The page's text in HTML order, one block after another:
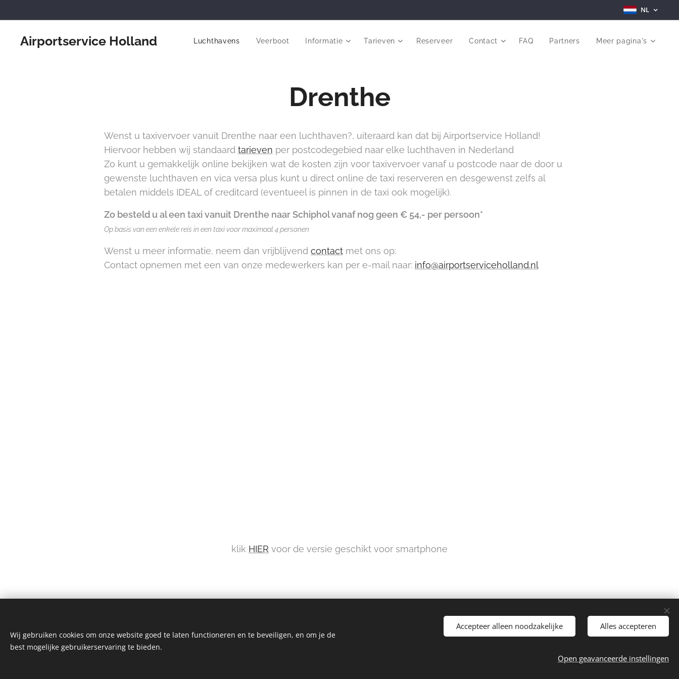
NL
Airportservice Holland Luchthavens Veerboot Informatie Tarieven Reserveer Contact FAQ Partners Meer pagina's
Drenthe
Wenst u taxivervoer vanuit Drenthe naar een luchthaven?, uiteraard kan dat bij Airportservice Holland!
Hiervoor hebben wij standaard tarieven per postcodegebied naar elke luchthaven in Nederland
Zo kunt u gemakkelijk online bekijken wat de kosten zijn voor taxivervoer vanaf u postcode naar de door u
gewenste luchthaven en vica versa plus kunt u direct online de taxi reserveren en desgewenst zelfs al
betalen middels IDEAL of creditcard (eventueel is pinnen in de taxi ook mogelijk).
Zo besteld u al een taxi vanuit Drenthe naar Schiphol vanaf nog geen € 54,- per persoon*
Op basis van een enkele reis in een taxi voor maximaal 4 personen
Wenst u meer informatie, neem dan vrijblijvend contactmet ons op:
Contact opnemen met een van onze medewerkers kan per e-mail naar: info@airportserviceholland.nl
klik HIER voor de versie geschikt voor smartphone
© 2025 Taxi Laanstra |Algemene voorwaardenenprivacyverklaring
Airportservice Holland is een merk van
Talen
Wij gebruiken cookies om onze website goed te laten functioneren en te beveiligen, en om je de
best mogelijke gebruikerservaring te bieden.
Accepteer alleen noodzakelijke Alles accepteren
Open geavanceerde instellingen